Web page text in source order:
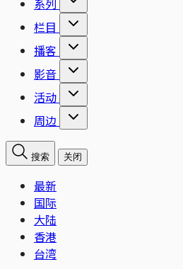
系列
栏目
播客
影音
活动
周边
搜索 关闭
最新
国际
大陆
香港
台湾